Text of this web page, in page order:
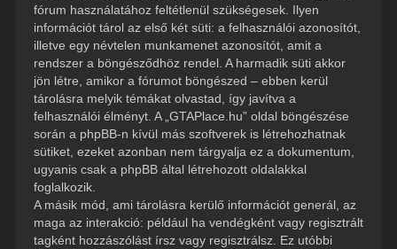
fórum használatához feltétlenül szükségesek. Ilyen
információt tárol az első két süti: a felhasználói azonosítót,
illetve egy névtelen munkamenet azonosítót, amit a
rendszer a böngésződhöz rendel. A harmadik süti akkor
jön létre, amikor a fórumot böngészed – ebben kerül
tárolásra melyik témákat olvastad, így javítva a
felhasználói élményt. A „GTAPlace.hu” oldal böngészése
során a phpBB-n kívül más szoftverek is létrehozhatnak
sütiket, ezeket azonban nem tárgyalja ez a dokumentum,
ugyanis csak a phpBB által létrehozott oldalakkal
foglalkozik.
A másik mód, ami tárolásra kerülő információt generál, az
maga az interakció: például ha vendégként vagy regisztrált
tagként hozzászólást írsz vagy regisztrálsz. Ez utóbbi